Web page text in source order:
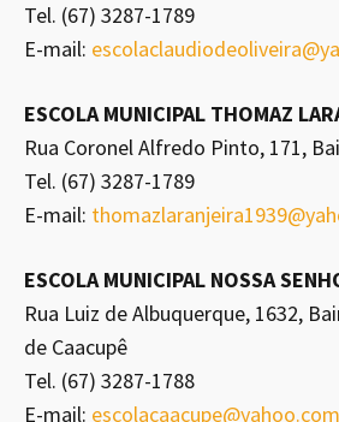
Tel. (67) 3287-1789
E-mail:
ESCOLA MUNICIPAL THOMAZ
Rua Coronel Alfredo Pinto, 171,
Tel. (67) 3287-1789
E-mail:
ESCOLA MUNICIPAL NOSSA
Rua Luiz de Albuquerque, 1632,
de Caacupê
Tel. (67) 3287-1788
E-mail: